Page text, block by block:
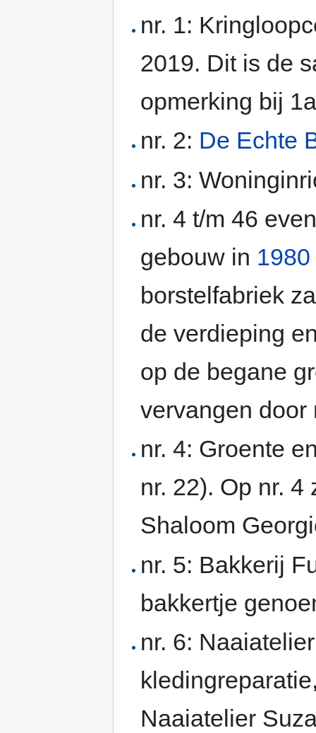
nr. 1:
2019. Dit is de
opmerking bij
nr. 2: De Echte
nr. 3:
nr. 4 t/m 46
gebouw in 1980
borstelfabriek
de verdieping
op de begane
vervangen door
nr. 4: Groente
nr. 22). Op nr.
Shaloom
nr. 5: Bakkerij
bakkertje
nr. 6:
Naaiatelier